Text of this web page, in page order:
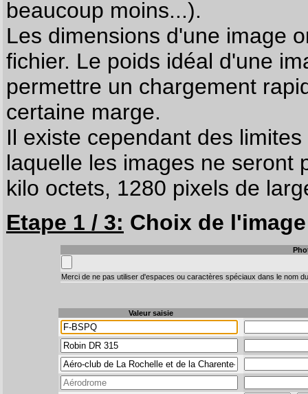
beaucoup moins...).
Les dimensions d'une image
fichier. Le poids idéal d'une
permettre un chargement
certaine marge.
Il existe cependant des
laquelle les images ne seront
kilo octets, 1280 pixels de
Etape 1 / 3: Choix de
Merci de ne pas utiliser d'espaces ou caractères spéciaux dans le nom
Valeur saisie